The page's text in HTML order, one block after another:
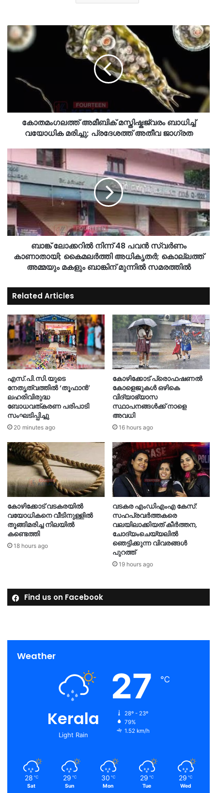
കോതമംഗലത്ത് അമീബിക് മസ്തിഷ്കജ്വരം ബാധിച്ച്
വയോധിക മരിച്ചു; പ്രദേശത്ത് അതീവ ജാഗ്രത
ബാങ്ക് ലോക്കറിൽ നിന്ന് 48 പവൻ സ്വർണം
കാണാതായി; കൈമലർത്തി അധികൃതർ; കൊല്ലത്ത്
അമ്മയും മകളും ബാങ്കിന് മുന്നിൽ സമരത്തിൽ
Related Articles
എസ്.പി.സി.യുടെ
നേതൃത്വത്തിൽ ‘തൂഫാൻ’
ലഹരിവിരുദ്ധ
ബോധവത്കരണ പരിപാടി
സംഘടിപ്പിച്ചു
20 minutes ago
കോഴിക്കോട് പ്രൊഫഷണൽ
കോളെജുകൾ ഒഴികെ
വിദ്യാഭ്യാസ
സ്ഥാപനങ്ങൾക്ക് നാളെ
അവധി
16 hours ago
കോഴിക്കോട് വടകരയിൽ
വയോധികനെ വീടിനുള്ളിൽ
തൂങ്ങിമരിച്ച നിലയിൽ
കണ്ടെത്തി
18 hours ago
വടകര എംഡിഎംഎ കേസ്:
സഹപ്രവർത്തകരെ
വലയിലാക്കിയത് കീർത്തന,
ചോദ്യംചെയ്യലിൽ
ഞെട്ടിക്കുന്ന വിവരങ്ങൾ
പുറത്ത്
19 hours ago
Find us on Facebook
Weather
Kerala
Light Rain
27 ℃
28º - 23º
79%
1.52 km/h
28 ℃
Sat
29 ℃
Sun
30 ℃
Mon
29 ℃
Tue
29 ℃
Wed